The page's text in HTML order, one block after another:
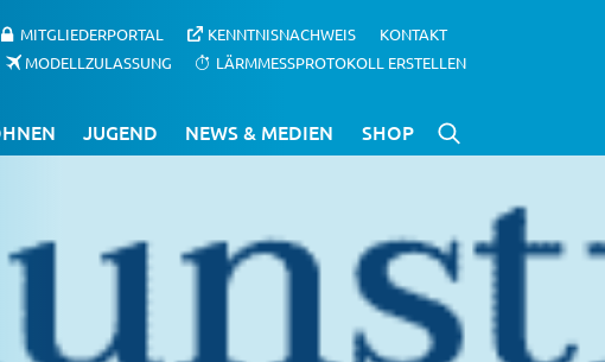
MITGLIEDERPORTAL KENNTNISNACHWEIS
KONTAKT
MODELLZULASSUNG
LÄRMMESSPROTOKOLL ERSTELLEN
JUGEND NEWS & MEDIEN SHOP